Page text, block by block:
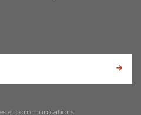
et communications